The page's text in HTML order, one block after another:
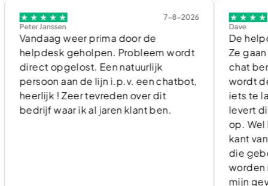
Janssen
weer prima door de
geholpen. Probleem wordt
opgelost. Een natuurlijk
aan de lijn i.p.v. een chatbot,
! Zeer tevreden over dit
waar ik al jaren klant ben.
De helpdesk
Ze gaan door
chat ben ik
wordt de
iets te lang
levert diverse
op. Wel kan
kant van
die
worden niet
mijn geval lijkt